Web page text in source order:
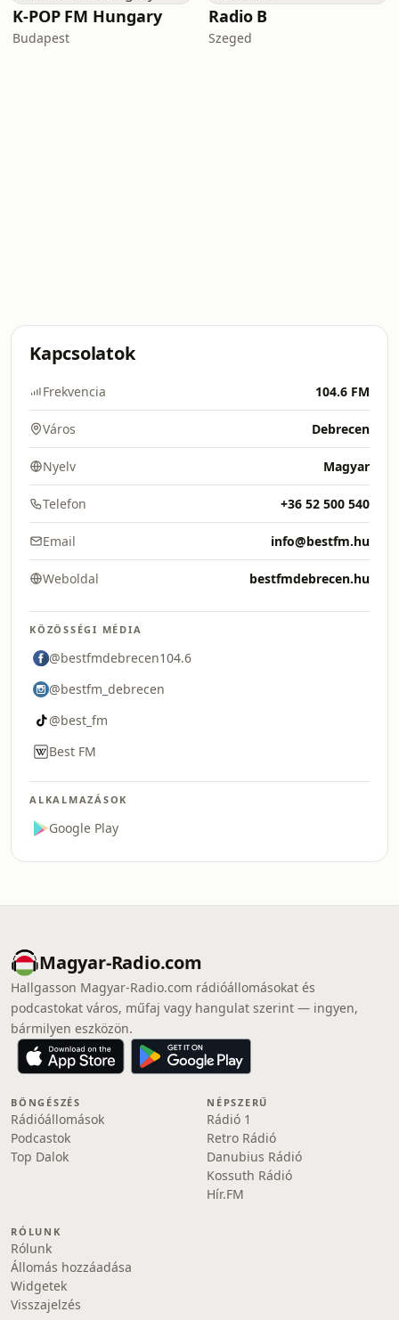
K-POP FM Hungary
Budapest
Radio B
Szeged
Kapcsolatok
Frekvencia 104.6 FM
Város Debrecen
Nyelv Magyar
Telefon +36 52 500 540
Email info@bestfm.hu
Weboldal bestfmdebrecen.hu
KÖZÖSSÉGI MÉDIA
@bestfmdebrecen104.6
@bestfm_debrecen
@best_fm
Best FM
ALKALMAZÁSOK
Google Play
Magyar-Radio.com
Hallgasson Magyar-Radio.com rádióállomásokat és
podcastokat város, műfaj vagy hangulat szerint — ingyen,
bármilyen eszközön.
BÖNGÉSZÉS
Rádióállomások
Podcastok
Top Dalok
NÉPSZERŰ
Rádió 1
Retro Rádió
Danubius Rádió
Kossuth Rádió
Hír.FM
RÓLUNK
Rólunk
Állomás hozzáadása
Widgetek
Visszajelzés